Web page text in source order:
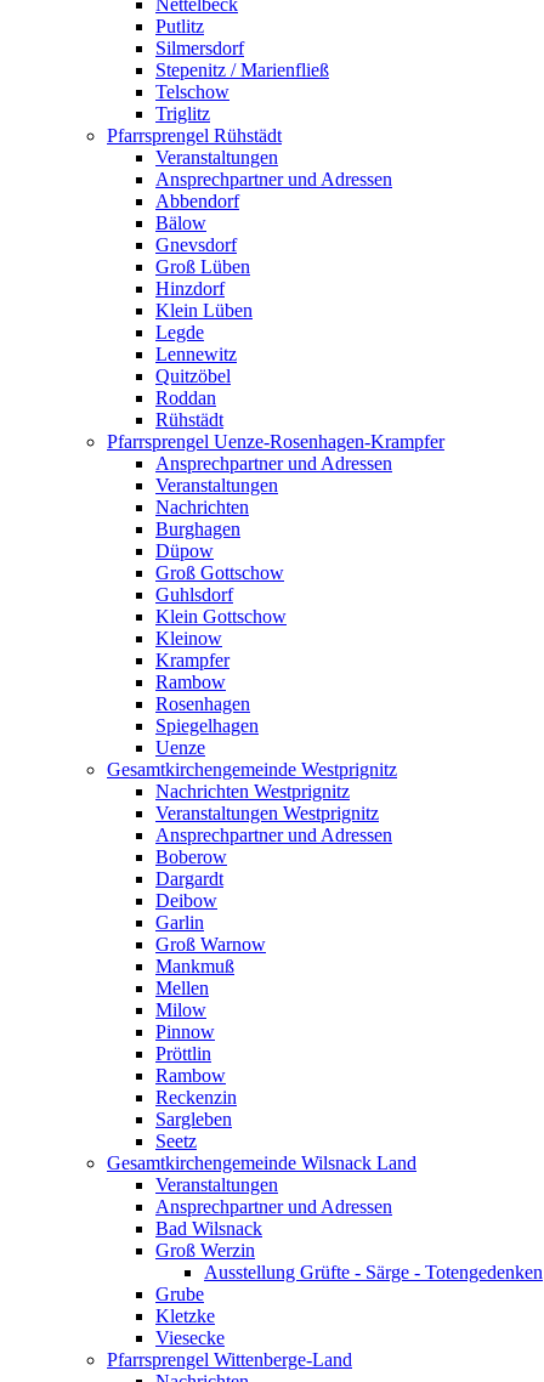
Nettelbeck
Putlitz
Silmersdorf
Stepenitz / Marienfließ
Telschow
Triglitz
Pfarrsprengel Rühstädt
Veranstaltungen
Ansprechpartner und Adressen
Abbendorf
Bälow
Gnevsdorf
Groß Lüben
Hinzdorf
Klein Lüben
Legde
Lennewitz
Quitzöbel
Roddan
Rühstädt
Pfarrsprengel Uenze-Rosenhagen-Krampfer
Ansprechpartner und Adressen
Veranstaltungen
Nachrichten
Burghagen
Düpow
Groß Gottschow
Guhlsdorf
Klein Gottschow
Kleinow
Krampfer
Rambow
Rosenhagen
Spiegelhagen
Uenze
Gesamtkirchengemeinde Westprignitz
Nachrichten Westprignitz
Veranstaltungen Westprignitz
Ansprechpartner und Adressen
Boberow
Dargardt
Deibow
Garlin
Groß Warnow
Mankmuß
Mellen
Milow
Pinnow
Pröttlin
Rambow
Reckenzin
Sargleben
Seetz
Gesamtkirchengemeinde Wilsnack Land
Veranstaltungen
Ansprechpartner und Adressen
Bad Wilsnack
Groß Werzin
Ausstellung Grüfte - Särge - Totengedenken
Grube
Kletzke
Viesecke
Pfarrsprengel Wittenberge-Land